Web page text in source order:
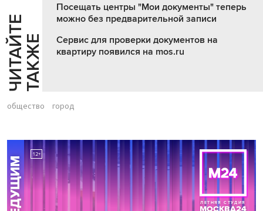
Ч
И
Т
АЙ
Т
Е
Т
А
К
ЖЕ
Посещать центры "Мои документы" теперь
можно без предварительной записи
Сервис для проверки документов на
квартиру появился на mos.ru
общество город